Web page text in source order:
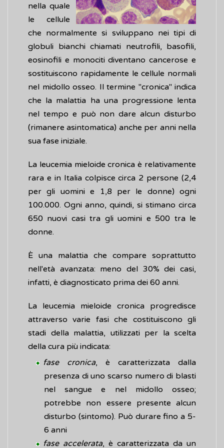
nella quale
le cellule
che normalmente si sviluppano nei tipi di
globuli bianchi chiamati neutrofili, basofili,
eosinofili e monociti diventano cancerose e
sostituiscono rapidamente le cellule normali
nel midollo osseo. Il termine "cronica" indica
che la malattia ha una progressione lenta
nel tempo e può non dare alcun disturbo
(rimanere asintomatica) anche per anni nella
sua fase iniziale.
La leucemia mieloide cronica è relativamente
rara e in Italia colpisce circa 2 persone (2,4
per gli uomini e 1,8 per le donne) ogni
100.000. Ogni anno, quindi, si stimano circa
650 nuovi casi tra gli uomini e 500 tra le
donne.
È una malattia che compare soprattutto
nell'età avanzata: meno del 30% dei casi,
infatti, è diagnosticato prima dei 60 anni.
La leucemia mieloide cronica progredisce
attraverso varie fasi che costituiscono gli
stadi della malattia, utilizzati per la scelta
della cura più indicata:
fase cronica, è caratterizzata dalla
presenza di uno scarso numero di blasti
nel sangue e nel midollo osseo;
potrebbe non essere presente alcun
disturbo (sintomo). Può durare fino a 5-
6 anni
fase accelerata, è caratterizzata da un